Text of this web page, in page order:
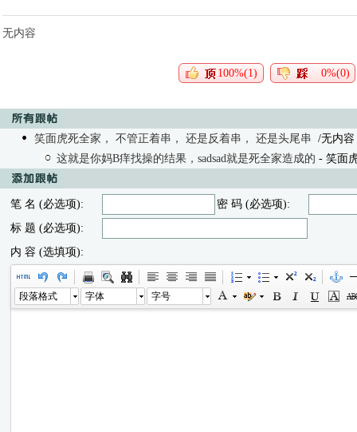
无内容
100%(1) 0%(0)
笑面虎死全家， 不管正着串， 还是反着串， 还是头尾串 /无内容
这就是你妈B痒找操的结果，sadsad就是死全家造成的 - 笑面
笔 名 (必选项):
密 码 (必选项):
标 题 (必选项):
内 容 (选填项):
段落格式 字体 字号